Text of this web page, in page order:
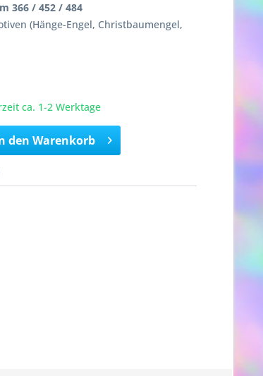
366 / 452 / 484
(Hänge-Engel, Christbaumengel,
ca. 1-2 Werktage
den Warenkorb